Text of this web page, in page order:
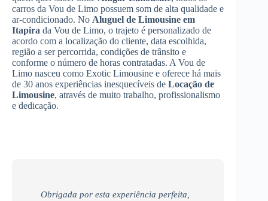
carros da Vou de Limo possuem som de alta qualidade e
ar-condicionado. No Aluguel de Limousine em
Itapira da Vou de Limo, o trajeto é personalizado de
acordo com a localização do cliente, data escolhida,
região a ser percorrida, condições de trânsito e
conforme o número de horas contratadas. A Vou de
Limo nasceu como Exotic Limousine e oferece há mais
de 30 anos experiências inesquecíveis de Locação de
Limousine, através de muito trabalho, profissionalismo
e dedicação.
Obrigada por esta experiência perfeita,